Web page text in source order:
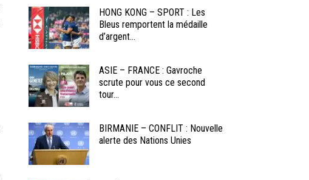
HONG KONG – SPORT : Les
Bleus remportent la médaille
d’argent...
ASIE – FRANCE : Gavroche
scrute pour vous ce second
tour...
BIRMANIE – CONFLIT : Nouvelle
alerte des Nations Unies